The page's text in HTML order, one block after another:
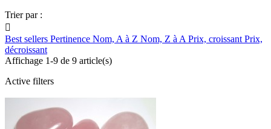
Trier par :

Best sellers Pertinence Nom, A à Z Nom, Z à A Prix, croissant Prix,
décroissant
Affichage 1-9 de 9 article(s)
Active filters